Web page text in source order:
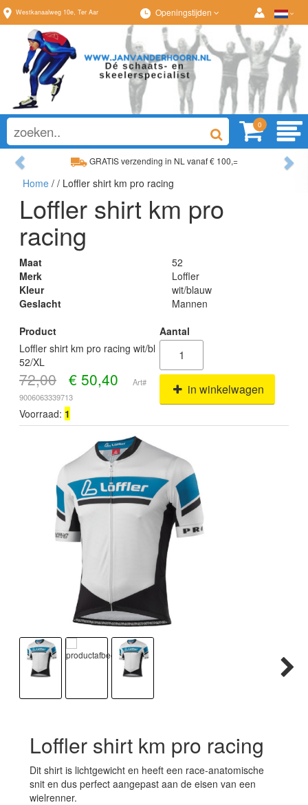
Westkanaalweg 10e, Ter Aar Openingstijden
0
GRATIS verzending in NL vanaf € 100,=
Ruim assortiment, altijd wat naar wens!
Previous
Home / / Loffler shirt km pro racing
Loffler shirt km pro
racing
Maat
52
Merk
Loffler
Kleur
wit/blauw
Geslacht
Mannen
Product
Aantal
Loffler shirt km pro racing wit/bl
52/XL
72,00 € 50,40
Art#
9006063339713
in winkelwagen
Voorraad: 1
Loffler shirt km pro racing
Dit shirt is lichtgewicht en heeft een race-anatomische
snit en dus perfect aangepast aan de eisen van een
wielrenner.